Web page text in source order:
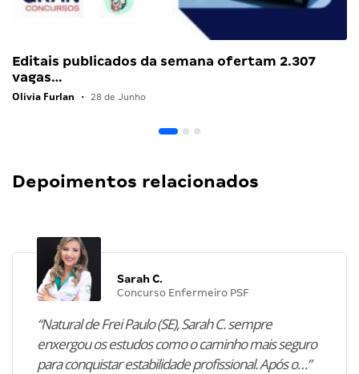
Editais publicados da semana ofertam 2.307
vagas…
Olivia Furlan • 28 de Junho
Depoimentos relacionados
Sarah C.
Concurso Enfermeiro PSF
“Natural de Frei Paulo (SE), Sarah C. sempre
enxergou os estudos como o caminho mais seguro
para conquistar estabilidade profissional. Após o…”